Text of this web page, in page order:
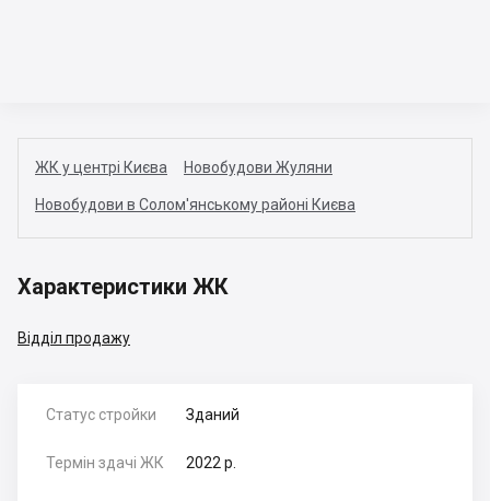
ЖК у центрі Києва Новобудови Жуляни
Новобудови в Солом'янському районі Києва
Характеристики ЖК
Відділ продажу
Статус стройки Зданий
Термін здачі ЖК 2022 р.